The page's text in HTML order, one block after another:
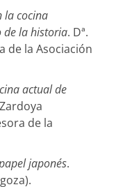
la cocina
de la historia. Dª.
de la Asociación
actual de
de la
japonés.